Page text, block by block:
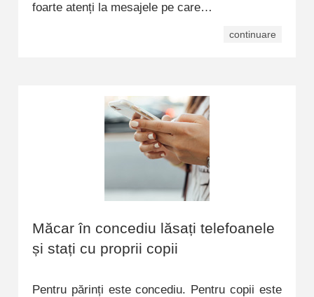
foarte atenți la mesajele pe care…
continuare
Măcar în concediu lăsați telefoanele
și stați cu proprii copii
Pentru părinți este concediu. Pentru copii este